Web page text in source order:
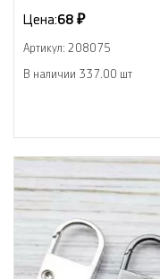
Цена:68 ₽
Артикул: 208075
В наличии 337.00 шт